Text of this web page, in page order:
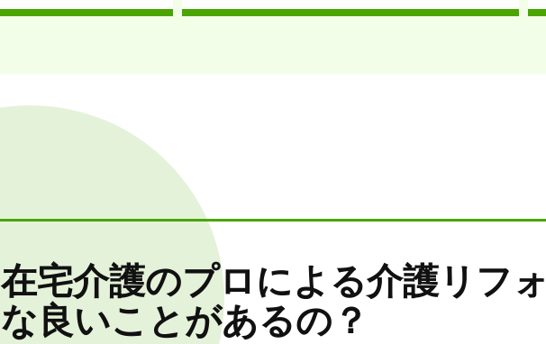
在宅介護のプロによる介護リフ
な良いことがあるの？